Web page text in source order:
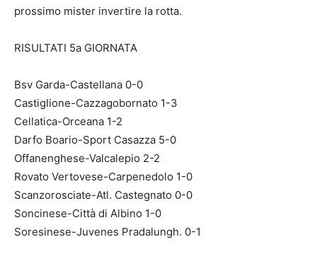
prossimo mister invertire la rotta.
RISULTATI 5a GIORNATA
Bsv Garda-Castellana 0-0
Castiglione-Cazzagobornato 1-3
Cellatica-Orceana 1-2
Darfo Boario-Sport Casazza 5-0
Offanenghese-Valcalepio 2-2
Rovato Vertovese-Carpenedolo 1-0
Scanzorosciate-Atl. Castegnato 0-0
Soncinese-Città di Albino 1-0
Soresinese-Juvenes Pradalungh. 0-1